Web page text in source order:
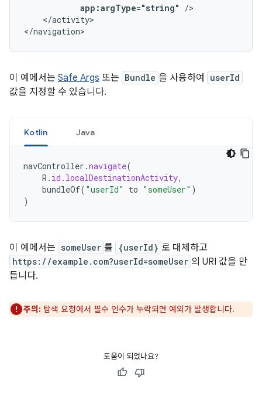
app:argType="string"
</activity>
</navigation>
이 예에서는 Safe Args 또는 Bundle 을 사용하여 userId
값을 지정할 수 있습니다.
Kotlin Java
navController .navigate(
R . id . localDestinationActivity,
bundleOf( "userId" to "someUser" )
)
이 예에서는 someUser 를 {userId} 로 대체하고
https://example.com?userId=someUser 의 URI 값을 만
듭니다.
주의: 탐색 요청에서 필수 인수가 누락되면 예외가 발생합니다.
도움이 되었나요?